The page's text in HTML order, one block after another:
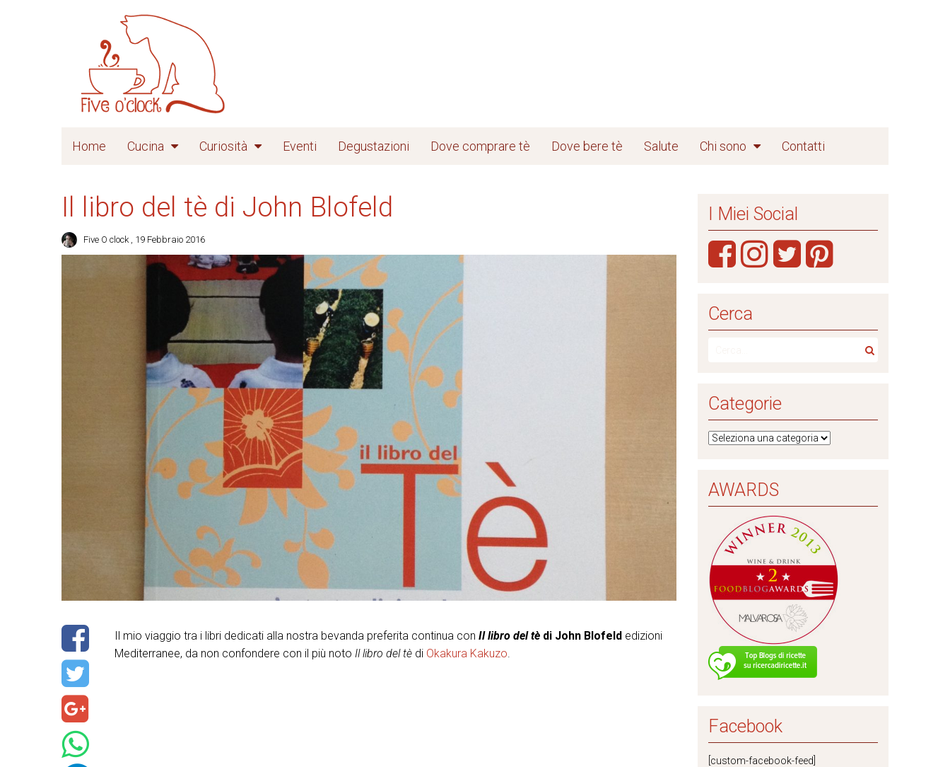
Home Cucina Curiosità Eventi Degustazioni Dove comprare tè Dove bere tè Salute Chi sono Contatti
Il libro del tè di John Blofeld
Five O clock , 19 Febbraio 2016
Il mio viaggio tra i libri dedicati alla nostra bevanda preferita continua con Il libro del tèdi John Blofeld edizioni
Mediterranee, da non confondere con il più noto Il libro del tèdi Okakura Kakuzo.
I Miei Social
Cerca
Categorie
AWARDS
Facebook
[custom-facebook-feed]